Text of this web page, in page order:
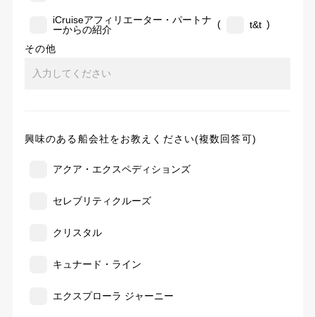
iCruiseアフィリエーター・パートナ
ーからの紹介
( t&t )
その他
興味のある船会社をお教えください(複数回答可)
アクア・エクスペディションズ
セレブリティクルーズ
クリスタル
キュナード・ライン
エクスプローラ ジャーニー